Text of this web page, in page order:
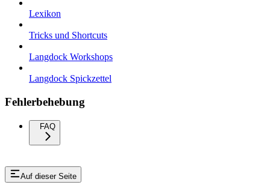
Lexikon
Tricks und Shortcuts
Langdock Workshops
Langdock Spickzettel
Fehlerbehebung
FAQ
Auf dieser Seite